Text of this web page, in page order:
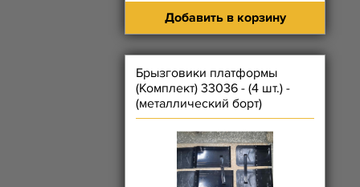
Добавить в корзину
Брызговики платформы
(Комплект) 33036 - (4 шт.) -
(металлический борт)